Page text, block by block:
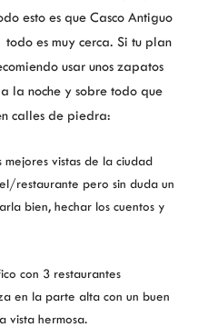
esto es que Casco Antiguo
es muy cerca. Si tu plan
usar unos zapatos
la noche y sobre todo que
calles de piedra:
mejores vistas de la ciudad
restaurante pero sin duda un
bien, hechar los cuentos y
con 3 restaurantes
en la parte alta con un buen
vista hermosa.